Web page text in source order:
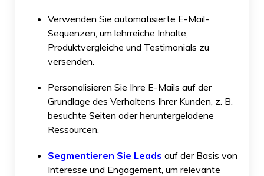
Verwenden Sie automatisierte E-Mail-
Sequenzen, um lehrreiche Inhalte,
Produktvergleiche und Testimonials zu
versenden.
Personalisieren Sie Ihre E-Mails auf der
Grundlage des Verhaltens Ihrer Kunden, z. B.
besuchte Seiten oder heruntergeladene
Ressourcen.
Segmentieren Sie Leads auf der Basis von
Interesse und Engagement, um relevante